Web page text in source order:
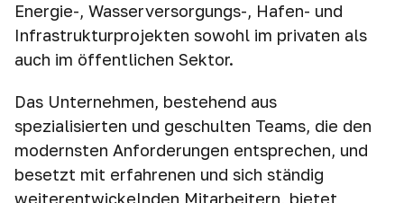
Energie-, Wasserversorgungs-, Hafen- und
Infrastrukturprojekten sowohl im privaten als
auch im öffentlichen Sektor.
Das Unternehmen, bestehend aus
spezialisierten und geschulten Teams, die den
modernsten Anforderungen entsprechen, und
besetzt mit erfahrenen und sich ständig
weiterentwickelnden Mitarbeitern, bietet